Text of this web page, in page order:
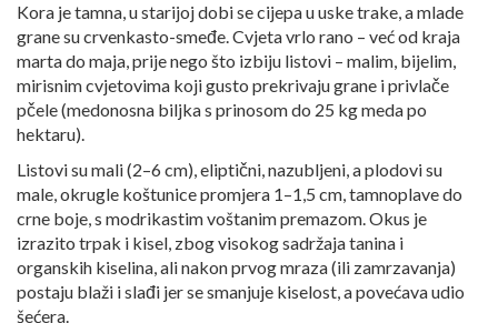
Kora je tamna, u starijoj dobi se cijepa u uske trake, a mlade
grane su crvenkasto-smeđe. Cvjeta vrlo rano – već od kraja
marta do maja, prije nego što izbiju listovi – malim, bijelim,
mirisnim cvjetovima koji gusto prekrivaju grane i privlače
pčele (medonosna biljka s prinosom do 25 kg meda po
hektaru).
Listovi su mali (2–6 cm), eliptični, nazubljeni, a plodovi su
male, okrugle koštunice promjera 1–1,5 cm, tamnoplave do
crne boje, s modrikastim voštanim premazom. Okus je
izrazito trpak i kisel, zbog visokog sadržaja tanina i
organskih kiselina, ali nakon prvog mraza (ili zamrzavanja)
postaju blaži i slađi jer se smanjuje kiselost, a povećava udio
šećera.